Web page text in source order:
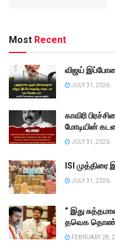
Most Recent
விஜய்
JULY 31, 2026
காவிரி
மோடியின்
JULY 31, 2026
ISI
JULY 31, 2026
” இது
தவெக
FEBRUARY 28,